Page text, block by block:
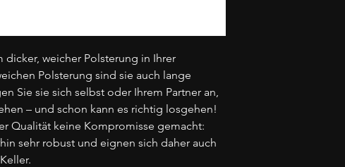
dicker, weicher Polsterung in Ihrer
Polsterung sind sie auch lange
Sie sie sich selbst oder Ihrem Partner an,
– und schon kann es richtig losgehen!
Qualität keine Kompromisse gemacht:
sehr robust und eignen sich daher auch